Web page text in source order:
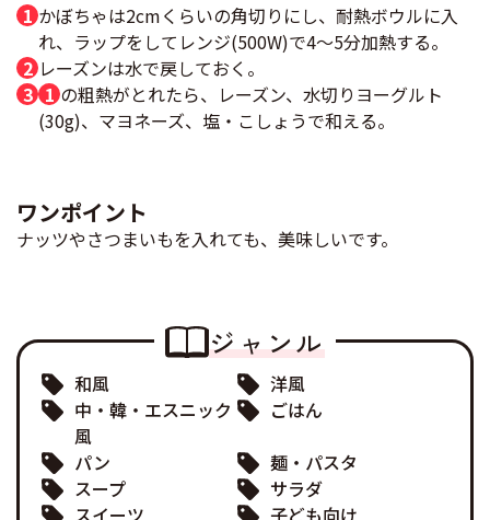
かぼちゃは2cmくらいの角切りにし、耐熱ボウルに入
れ、ラップをしてレンジ(500W)で4～5分加熱する。
レーズンは水で戻しておく。
1 の粗熱がとれたら、レーズン、水切りヨーグルト
(30g)、マヨネーズ、塩・こしょうで和える。
ワンポイント
ナッツやさつまいもを入れても、美味しいです。
ジャンル
和風
洋風
中・韓・エスニック
風
ごはん
パン
麺・パスタ
スープ
サラダ
スイーツ
子ども向け